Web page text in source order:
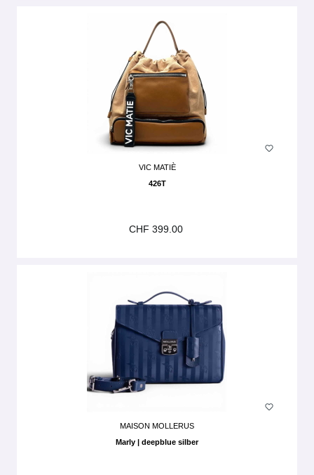
VIC MATIÈ
426T
CHF 399.00
MAISON MOLLERUS
Marly | deepblue silber